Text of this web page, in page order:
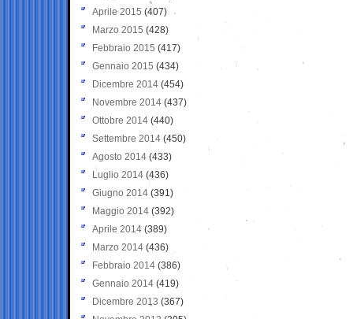
Aprile 2015 (407)
Marzo 2015 (428)
Febbraio 2015 (417)
Gennaio 2015 (434)
Dicembre 2014 (454)
Novembre 2014 (437)
Ottobre 2014 (440)
Settembre 2014 (450)
Agosto 2014 (433)
Luglio 2014 (436)
Giugno 2014 (391)
Maggio 2014 (392)
Aprile 2014 (389)
Marzo 2014 (436)
Febbraio 2014 (386)
Gennaio 2014 (419)
Dicembre 2013 (367)